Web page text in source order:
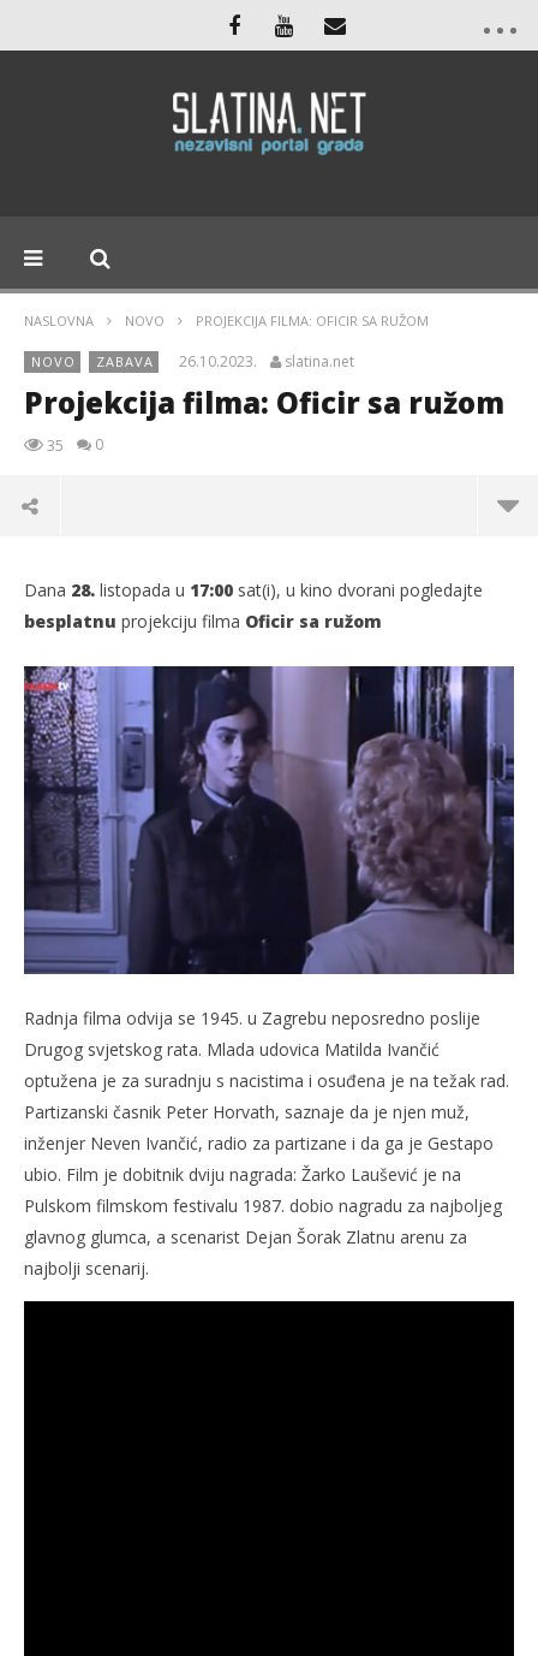
NASLOVNA NOVO PROJEKCIJA FILMA: OFICIR SA RUŽOM
NOVO ZABAVA 26.10.2023. slatina.net
Projekcija filma: Oficir sa ružom
35 0
TRENUTNO OTVORENO
Projekcija filma: Oficir sa ružom
slatina.net
Dana 28. listopada u 17:00 sat(i), u kino dvorani pogledajte​
besplatnu projekciju filma Oficir sa ružom
Radnja filma odvija se 1945. u Zagrebu neposredno poslije
Drugog svjetskog rata. Mlada udovica Matilda Ivančić
optužena je za suradnju s nacistima i osuđena je na težak rad.
Partizanski časnik Peter Horvath, saznaje da je njen muž,
inženjer Neven Ivančić, radio za partizane i da ga je Gestapo
ubio. Film je dobitnik dviju nagrada: Žarko Laušević je na
Pulskom filmskom festivalu 1987. dobio nagradu za najboljeg
glavnog glumca, a scenarist Dejan Šorak Zlatnu arenu za
najbolji scenarij.